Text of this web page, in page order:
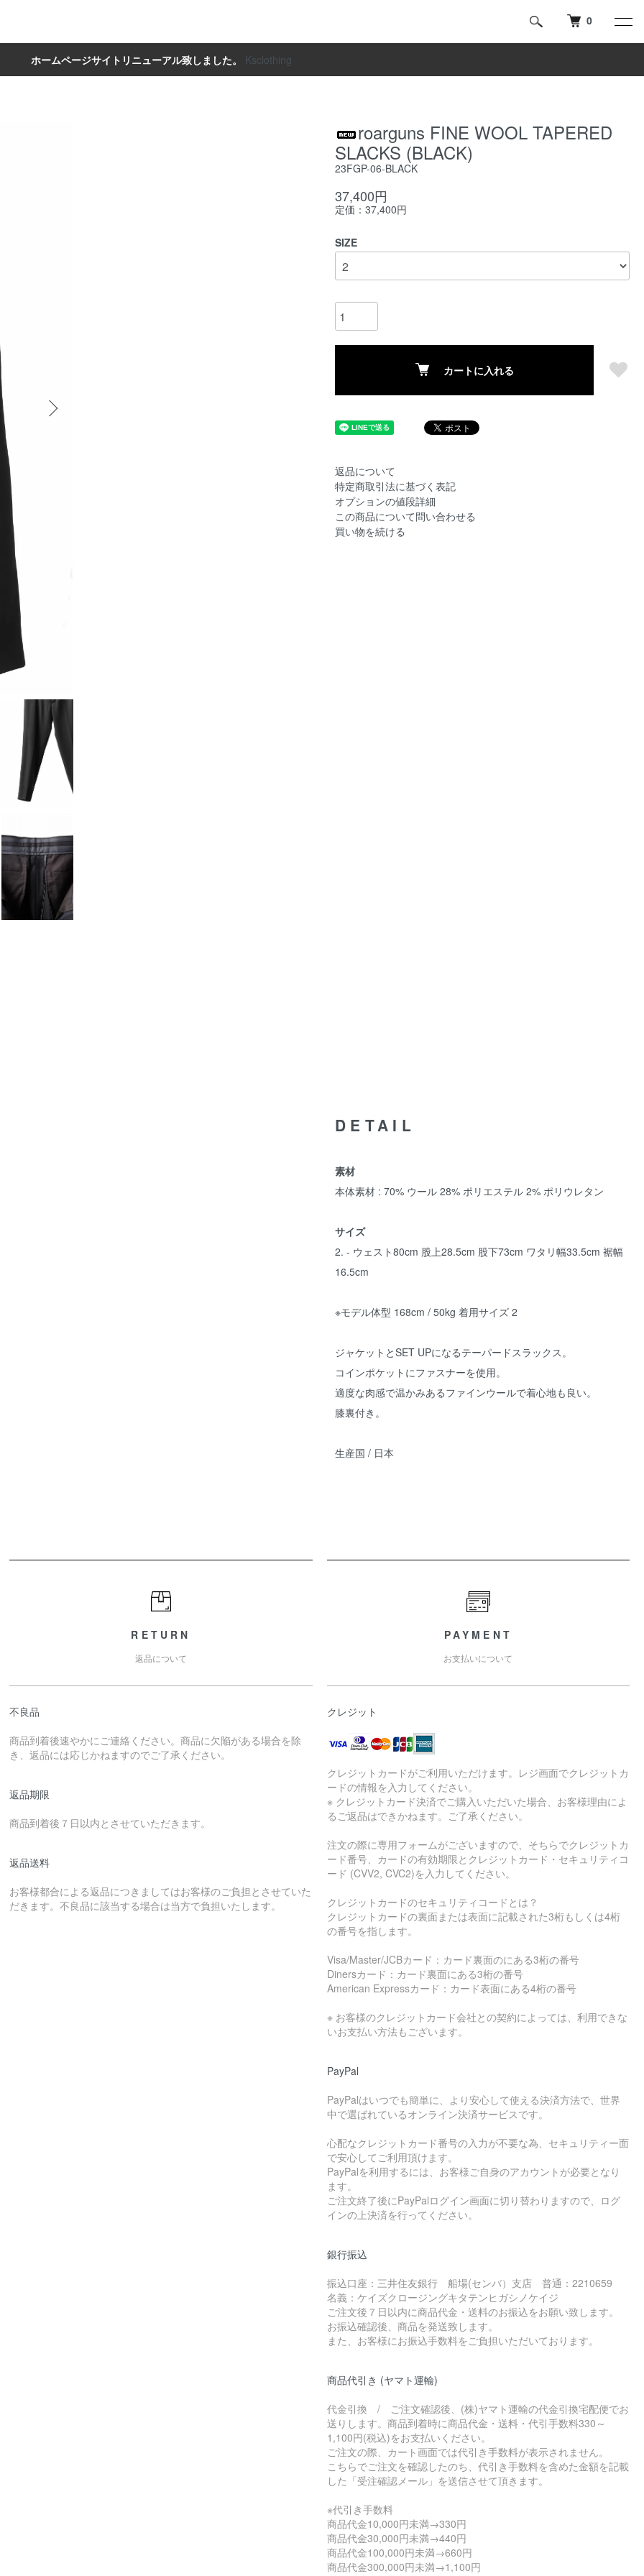
0
ホームページサイトリニューアル致しました。 Ksclothing
roarguns FINE WOOL TAPERED
SLACKS (BLACK)
23FGP-06-BLACK
37,400円
定価：37,400円
SIZE
カートに入れる
返品について
特定商取引法に基づく表記
オプションの値段詳細
この商品について問い合わせる
買い物を続ける
DETAIL
素材
本体素材 : 70% ウール 28% ポリエステル 2% ポリウレタン
サイズ
2. - ウェスト80cm 股上28.5cm 股下73cm ワタリ幅33.5cm 裾幅
16.5cm
※モデル体型 168cm / 50kg 着用サイズ 2
ジャケットとSET UPになるテーパードスラックス。
コインポケットにファスナーを使用。
適度な肉感で温かみあるファインウールで着心地も良い。
膝裏付き。
生産国 / 日本
RETURN
返品について
不良品
商品到着後速やかにご連絡ください。商品に欠陥がある場合を除
き、返品には応じかねますのでご了承ください。
返品期限
商品到着後７日以内とさせていただきます。
返品送料
お客様都合による返品につきましてはお客様のご負担とさせていた
だきます。不良品に該当する場合は当方で負担いたします。
PAYMENT
お支払いについて
クレジット
クレジットカードがご利用いただけます。レジ画面でクレジットカ
ードの情報を入力してください。
※ クレジットカード決済でご購入いただいた場合、お客様理由によ
るご返品はできかねます。ご了承ください。
注文の際に専用フォームがございますので、そちらでクレジットカ
ード番号、カードの有効期限とクレジットカード・セキュリティコ
ード (CVV2, CVC2)を入力してください。
クレジットカードのセキュリティコードとは？
クレジットカードの裏面または表面に記載された3桁もしくは4桁
の番号を指します。
Visa/Master/JCBカード：カード裏面のにある3桁の番号
Dinersカード：カード裏面にある3桁の番号
American Expressカード：カード表面にある4桁の番号
※ お客様のクレジットカード会社との契約によっては、利用できな
いお支払い方法もございます。
PayPal
PayPalはいつでも簡単に、より安心して使える決済方法で、世界
中で選ばれているオンライン決済サービスです。
心配なクレジットカード番号の入力が不要な為、セキュリティー面
で安心してご利用頂けます。
PayPalを利用するには、お客様ご自身のアカウントが必要となり
ます。
ご注文終了後にPayPalログイン画面に切り替わりますので、ログ
インの上決済を行ってください。
銀行振込
振込口座：三井住友銀行 船場(センバ）支店 普通：2210659
名義：ケイズクロージングキタテンヒガシノケイジ
ご注文後７日以内に商品代金・送料のお振込をお願い致します。
お振込確認後、商品を発送致します。
また、お客様にお振込手数料をご負担いただいております。
商品代引き (ヤマト運輸)
代金引換 / ご注文確認後、(株)ヤマト運輸の代金引換宅配便でお
送りします。商品到着時に商品代金・送料・代引手数料330～
1,100円(税込)をお支払いください。
ご注文の際、カート画面では代引き手数料が表示されません。
こちらでご注文を確認したのち、代引き手数料を含めた金額を記載
した「受注確認メール」を送信させて頂きます。
※代引き手数料
商品代金10,000円未満→330円
商品代金30,000円未満→440円
商品代金100,000円未満→660円
商品代金300,000円未満→1,100円